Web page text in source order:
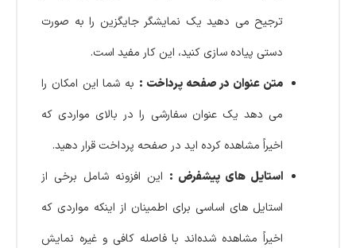
ترجیح می دهید یک نمایشگر جایگزین را به صورت
دستی پیاده سازی کنید، این کار مفید است.
متن عنوان در صفحه پرداخت : به شما این امکان را
می دهد یک عنوان سفارشی را در بالای مواردی که
اخیراً مشاهده کرده اید در صفحه پرداخت قرار دهید.
استایل های پیشفرض : این افزونه شامل برخی از
استایل های اساسی برای اطمینان از اینکه مواردی که
اخیراً مشاهده شده‌اند با فاصله کافی و غیره نمایش